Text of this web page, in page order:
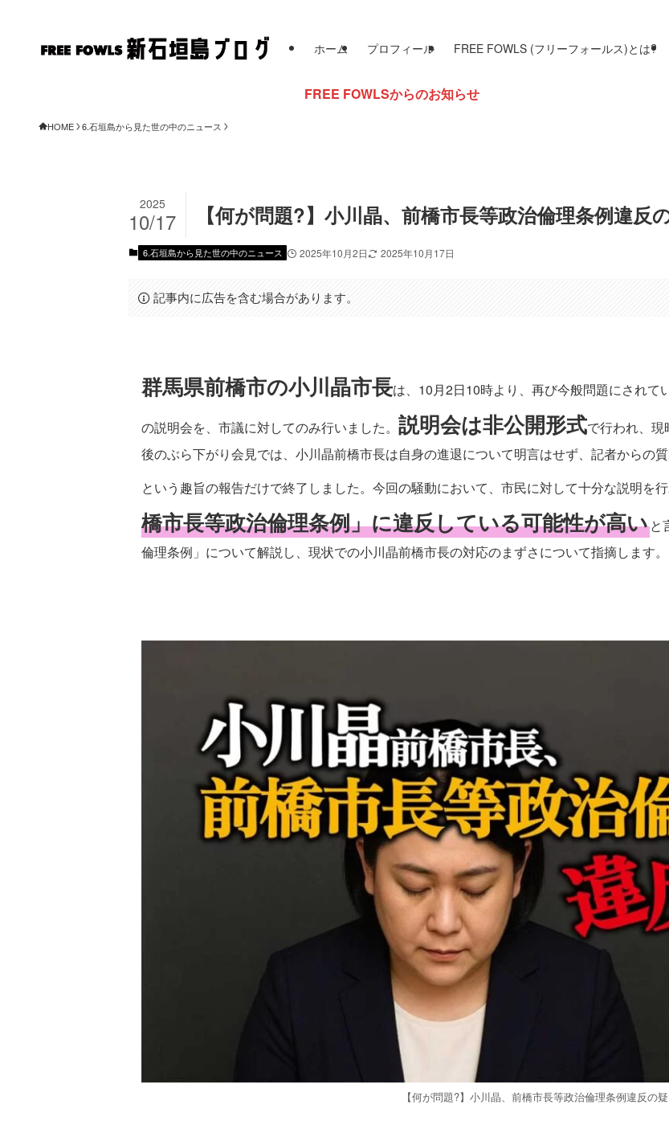
ホーム プロフィール FREE FOWLS (フリーフォールス)とは?
FREE FOWLSからのお知らせ
HOME 6.石垣島から見た世の中のニュース
【何が問題?】小川晶、前橋市長等政治倫理条例違反
2025
10/17
6.石垣島から見た世の中のニュース 2025年10月2日 2025年10月17日
記事内に広告を含む場合があります。
群馬県前橋市の小川晶市長は、10月2日10時より、再び今般問題にされ
の説明会を、市議に対してのみ行いました。 説明会は非公開形式で行われ、
後のぶら下がり会見では、小川晶前橋市長は自身の進退について明言はせず、記者からの
という趣旨の報告だけで終了しました。今回の騒動において、市民に対して十分な説明を
橋市長等政治倫理条例」に違反している可能性が高いと
倫理条例」について解説し、現状での小川晶前橋市長の対応のまずさについて指摘します。
【何が問題?】小川晶、前橋市長等政治倫理条例違反の